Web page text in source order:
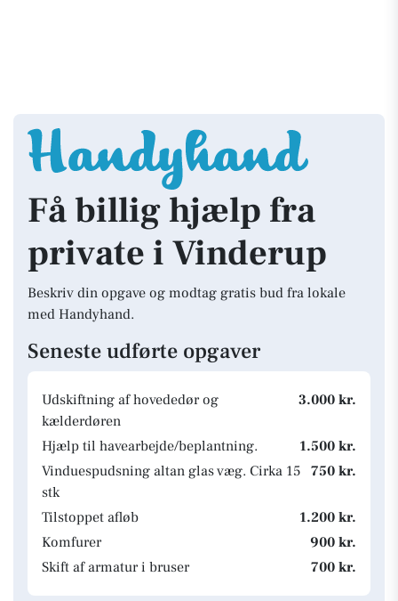
Få billig hjælp fra
private i Vinderup
Beskriv din opgave og modtag gratis bud fra lokale
med Handyhand.
Seneste udførte opgaver
Udskiftning af hovededør og
kælderdøren
3.000 kr.
Hjælp til havearbejde/beplantning.
1.500 kr.
Vinduespudsning altan glas væg. Cirka 15
stk
750 kr.
Tilstoppet afløb
1.200 kr.
Komfurer
900 kr.
Skift af armatur i bruser
700 kr.